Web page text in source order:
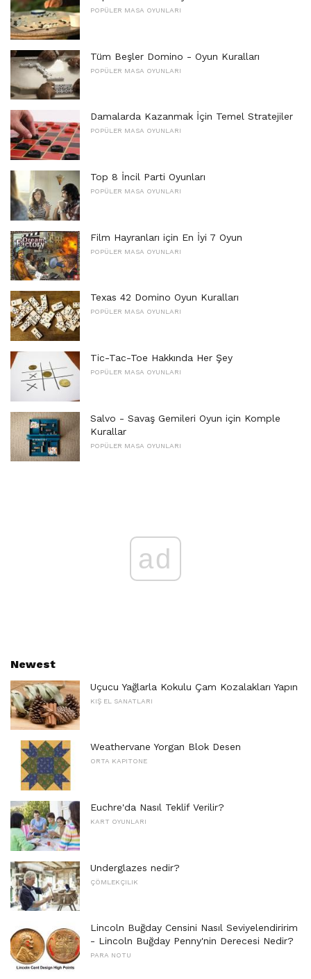
POPÜLER MASA OYUNLARI
Tüm Beşler Domino - Oyun Kuralları
POPÜLER MASA OYUNLARI
Damalarda Kazanmak İçin Temel Stratejiler
POPÜLER MASA OYUNLARI
Top 8 İncil Parti Oyunları
POPÜLER MASA OYUNLARI
Film Hayranları için En İyi 7 Oyun
POPÜLER MASA OYUNLARI
Texas 42 Domino Oyun Kuralları
POPÜLER MASA OYUNLARI
Tic-Tac-Toe Hakkında Her Şey
POPÜLER MASA OYUNLARI
Salvo - Savaş Gemileri Oyun için Komple
Kurallar
POPÜLER MASA OYUNLARI
ad
Newest
Uçucu Yağlarla Kokulu Çam Kozalakları Yapın
KIŞ EL SANATLARI
Weathervane Yorgan Blok Desen
ORTA KAPITONE
Euchre'da Nasıl Teklif Verilir?
KART OYUNLARI
Underglazes nedir?
ÇÖMLEKÇILIK
Lincoln Buğday Censini Nasıl Seviyelendiririm
- Lincoln Buğday Penny'nin Derecesi Nedir?
PARA NOTU